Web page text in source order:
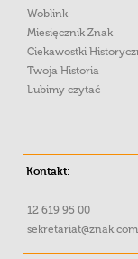
Woblink
Miesięcznik Znak
Ciekawostki
Twoja Historia
Lubimy czytać
Kontakt:
12 619 95 00